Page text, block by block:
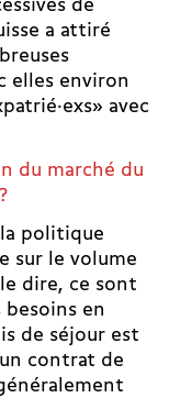
de
a attiré
elles environ
avec
du marché du
la politique
sur le volume
dire, ce sont
besoins en
de séjour est
contrat de